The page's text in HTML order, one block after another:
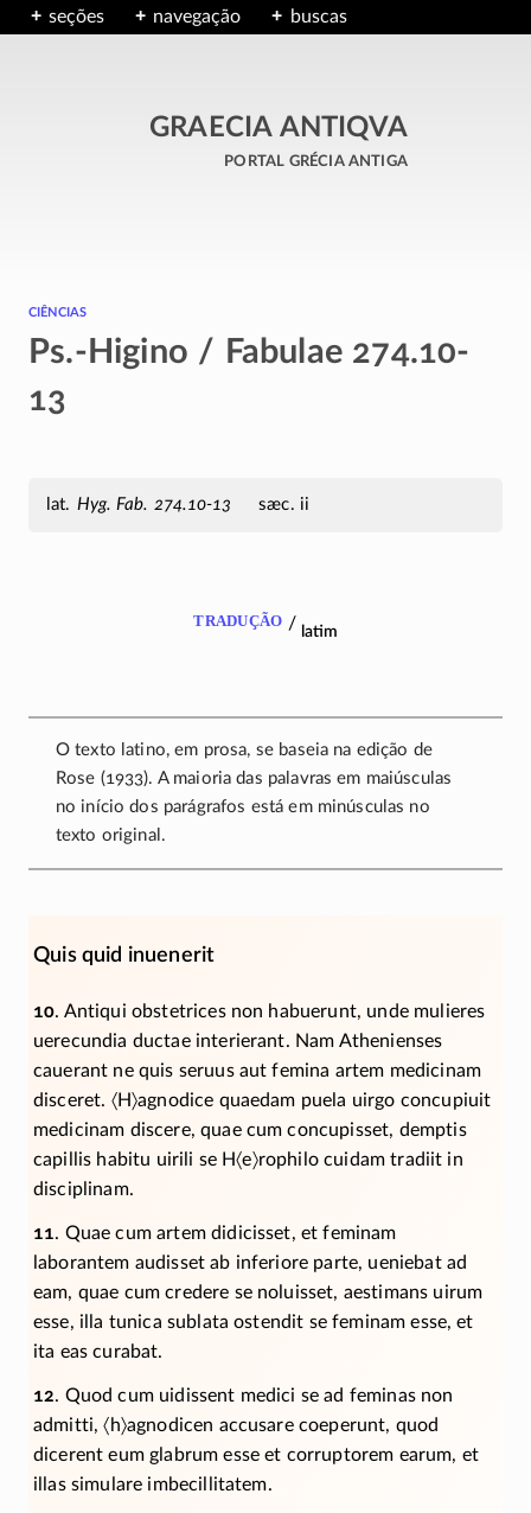
seções navegação buscas
GRAECIA ANTIQVA
portal grécia antiga
ciências
Ps.-Higino / Fabulae 274.10-
13
Hyg. Fab. 274.10-13 sæc. ii
tradução / latim
O texto latino, em prosa, se baseia na edição de
Rose (1933). A maioria das palavras em maiúsculas
no início dos parágrafos está em minúsculas no
texto original.
Quis quid inuenerit
10. Antiqui obstetrices non habuerunt, unde mulieres
uerecundia ductae interierant. Nam Athenienses
cauerant ne quis seruus aut femina artem medicinam
disceret. 〈H〉agnodice quaedam puela uirgo concupiuit
medicinam discere, quae cum concupisset, demptis
capillis habitu uirili se H〈e〉rophilo cuidam tradiit in
disciplinam.
11. Quae cum artem didicisset, et feminam
laborantem audisset ab inferiore parte, ueniebat ad
eam, quae cum credere se noluisset, aestimans uirum
esse, illa tunica sublata ostendit se feminam esse, et
ita eas curabat.
12. Quod cum uidissent medici se ad feminas non
admitti,〈h〉agnodicen accusare coeperunt, quod
dicerent eum glabrum esse et corruptorem earum, et
illas simulare imbecillitatem.